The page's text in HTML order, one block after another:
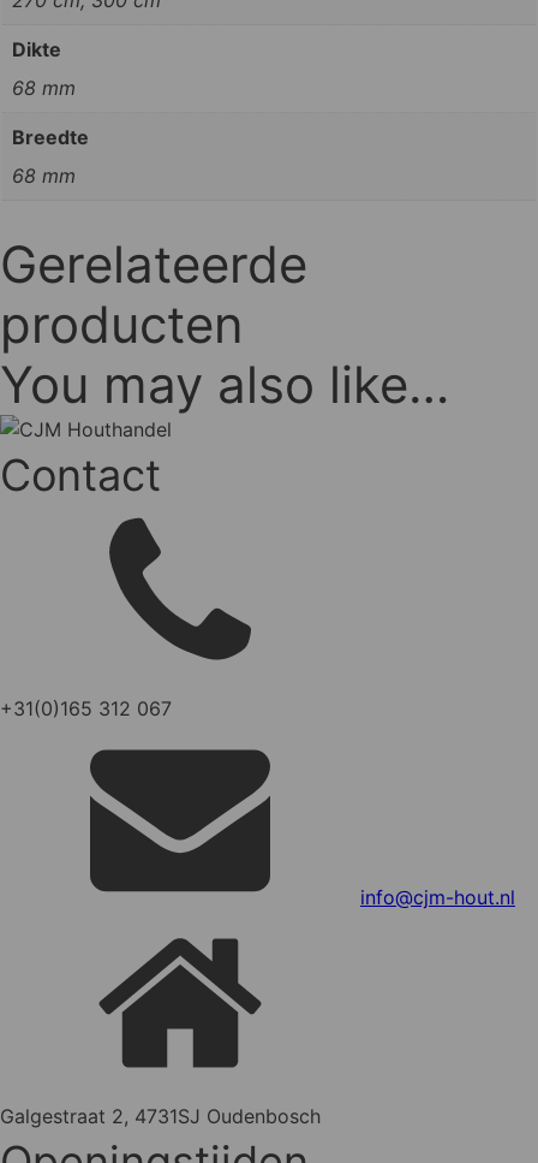
Dikte
68 mm
Breedte
68 mm
Gerelateerde
producten
You may also like…
Contact
+31(0)165 312 067
info@cjm-hout.nl
Galgestraat 2, 4731SJ Oudenbosch